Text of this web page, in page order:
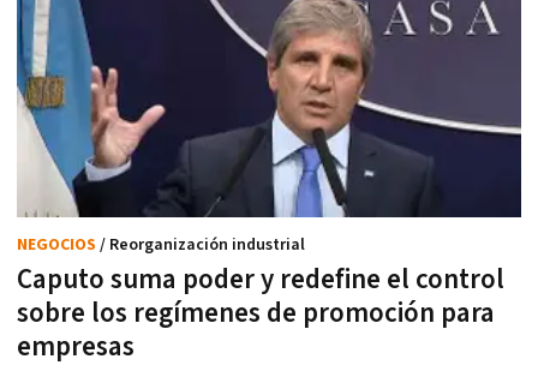
Caputo suma poder y redefine el control
sobre los regímenes de promoción para
empresas
NEGOCIOS / Reorganización industrial